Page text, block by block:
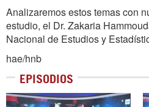
Analizaremos estos temas con
estudio, el Dr. Zakaria
Nacional de Estudios y
hae/hnb
EPISODIOS